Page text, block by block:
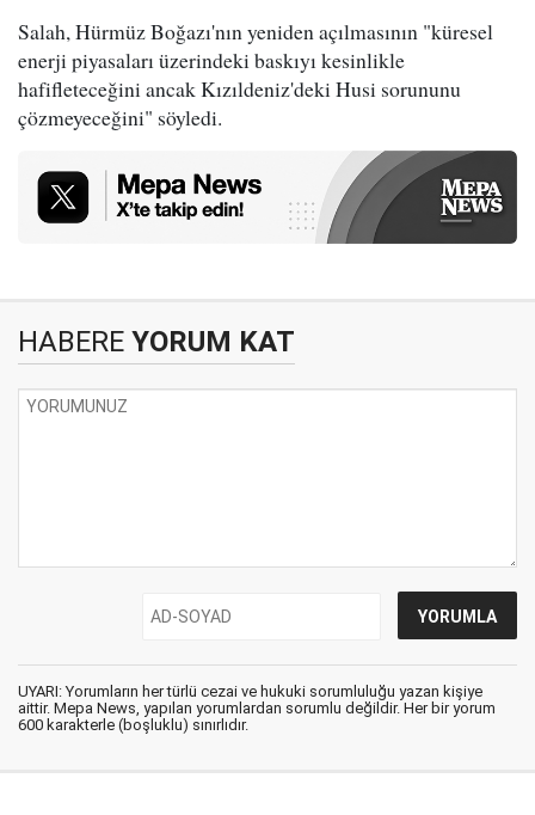
Salah, Hürmüz Boğazı'nın yeniden açılmasının "küresel
enerji piyasaları üzerindeki baskıyı kesinlikle
hafifleteceğini ancak Kızıldeniz'deki Husi sorununu
çözmeyeceğini" söyledi.
HABERE YORUM KAT
UYARI: Yorumların her türlü cezai ve hukuki sorumluluğu yazan kişiye
aittir. Mepa News, yapılan yorumlardan sorumlu değildir. Her bir yorum
600 karakterle (boşluklu) sınırlıdır.